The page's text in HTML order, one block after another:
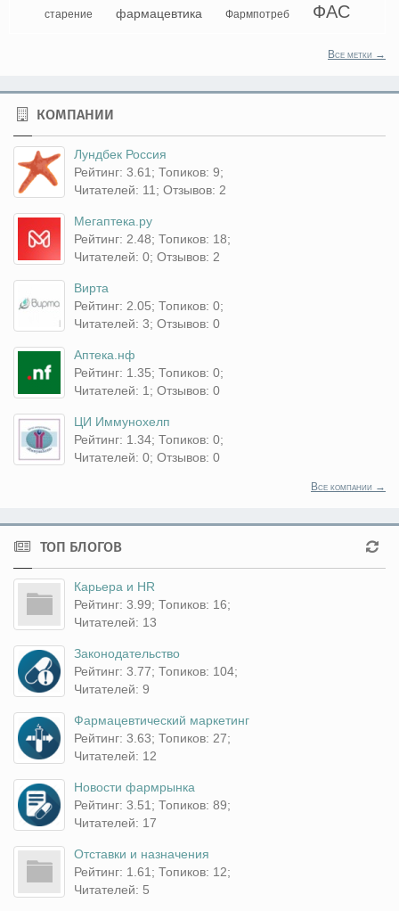
старение фармацевтика Фармпотреб ФАС
Все метки →
КОМПАНИИ
Лундбек Россия
Рейтинг: 3.61; Топиков: 9;
Читателей: 11; Отзывов: 2
Мегаптека.ру
Рейтинг: 2.48; Топиков: 18;
Читателей: 0; Отзывов: 2
Вирта
Рейтинг: 2.05; Топиков: 0;
Читателей: 3; Отзывов: 0
Аптека.нф
Рейтинг: 1.35; Топиков: 0;
Читателей: 1; Отзывов: 0
ЦИ Иммунохелп
Рейтинг: 1.34; Топиков: 0;
Читателей: 0; Отзывов: 0
Все компании →
ТОП БЛОГОВ
Карьера и HR
Рейтинг: 3.99; Топиков: 16;
Читателей: 13
Законодательство
Рейтинг: 3.77; Топиков: 104;
Читателей: 9
Фармацевтический маркетинг
Рейтинг: 3.63; Топиков: 27;
Читателей: 12
Новости фармрынка
Рейтинг: 3.51; Топиков: 89;
Читателей: 17
Отставки и назначения
Рейтинг: 1.61; Топиков: 12;
Читателей: 5